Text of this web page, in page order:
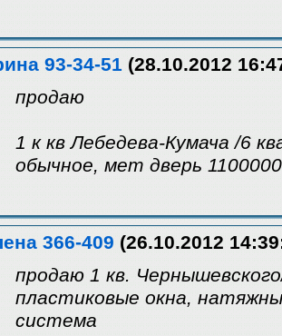
93-34-51 (28.10.2012
продаю
1 к кв Лебедева-Кумача /6
обычное, мет дверь 1100000
366-409 (26.10.2012
продаю 1 кв.
пластиковые окна,
система